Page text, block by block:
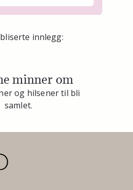
innlegg:
minner om
og hilsener til bli
samlet.